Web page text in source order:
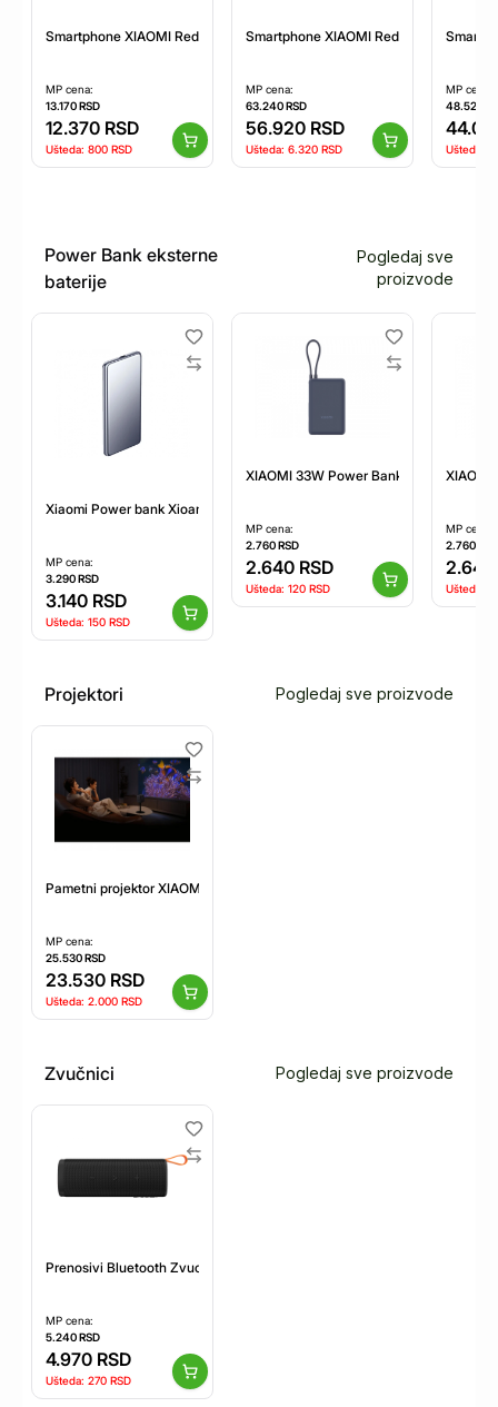
Smartphone XIAOMI Redmi 15C 4GB/128GB/Zelena
MP cena:
13.170RSD
12.370 RSD
Ušteda: 800 RSD
Smartphone XIAOMI Redmi Note 15
MP cena:
63.240RSD
56.920 RSD
Ušteda: 6.320 RSD
MP cena:
48.520
Ušteda:
Power Bank eksterne
baterije
Pogledaj sve
proizvode
Xiaomi Power bank Xioami 5000mAh Ultra Slim Power BHR9535GL
MP cena:
3.290RSD
3.140 RSD
Ušteda: 150 RSD
XIAOMI 33W Power Bank 10000mAh
MP cena:
2.760RSD
2.640 RSD
Ušteda: 120 RSD
XIAOMI
MP cena:
2.760
2.640
Ušteda:
Projektori Pogledaj sve proizvode
Pametni projektor XIAOMI L1
MP cena:
25.530RSD
23.530 RSD
Ušteda: 2.000 RSD
Zvučnici Pogledaj sve proizvode
Prenosivi Bluetooth Zvucnik 30W XIAOMI/crni
MP cena:
5.240RSD
4.970 RSD
Ušteda: 270 RSD